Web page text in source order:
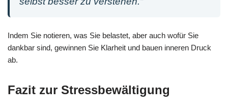
Indem Sie notieren, was Sie belastet, aber auch wofür Sie
dankbar sind, gewinnen Sie Klarheit und bauen inneren Druck
ab.
Fazit zur Stressbewältigung